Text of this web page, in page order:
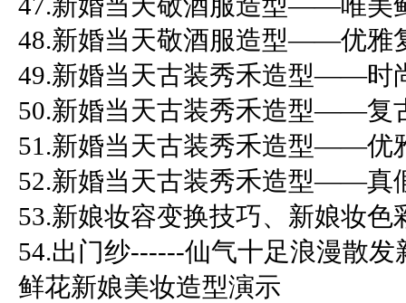
47.新婚当天敬酒服造型——唯美
48.新婚当天敬酒服造型——优雅
49.新婚当天古装秀禾造型——时
50.新婚当天古装秀禾造型——复
51.新婚当天古装秀禾造型——优
52.新婚当天古装秀禾造型——真
53.新娘妆容变换技巧、新娘妆色
54.出门纱------仙气十足浪漫散
鲜花新娘美妆造型演示